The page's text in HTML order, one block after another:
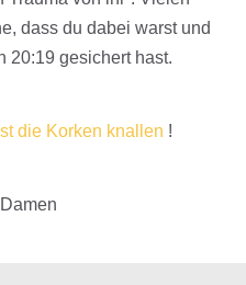
dass du dabei warst und
20:19 gesichert hast.
die Korken knallen !